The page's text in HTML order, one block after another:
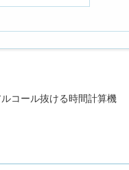
ルコール抜ける時間計算機